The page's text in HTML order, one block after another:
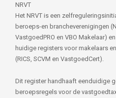
NRVT
Het NRVT is een
beroeps-en brancheverenigingen
VastgoedPRO en VBO Makelaar)
huidige registers voor makelaars
(RICS, SCVM en VastgoedCert).
Dit register handhaaft eenduidige
beroepsregels voor de